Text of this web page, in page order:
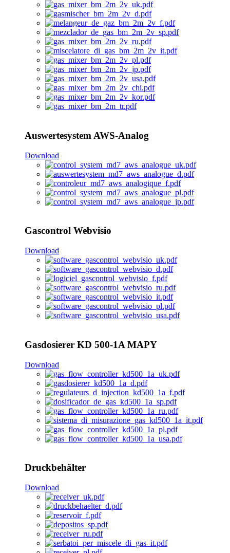
Auswertesystem AWS-Analog
Download
Gascontrol Webvisio
Download
Gasdosierer KD 500-1A MAPY
Download
Druckbehälter
Download